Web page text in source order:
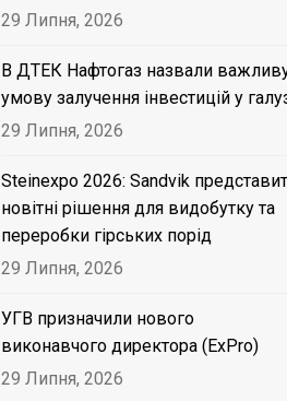
29 Липня, 2026
В ДТЕК Нафтогаз назвали
умову залучення інвестицій у
29 Липня, 2026
Steinexpo 2026: Sandvik
новітні рішення для видобутку та
переробки гірських порід
29 Липня, 2026
УГВ призначили нового
виконавчого директора (ExPro)
29 Липня, 2026